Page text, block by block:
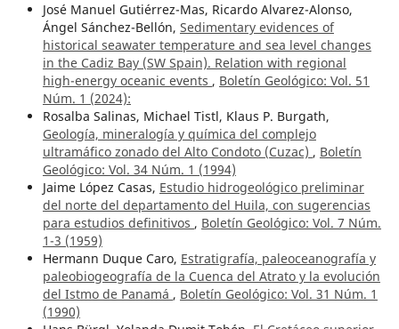
José Manuel Gutiérrez-Mas, Ricardo Alvarez-Alonso,
Ángel Sánchez-Bellón, Sedimentary evidences of
historical seawater temperature and sea level changes
in the Cadiz Bay (SW Spain). Relation with regional
high-energy oceanic events , Boletín Geológico: Vol. 51
Núm. 1 (2024):
Rosalba Salinas, Michael Tistl, Klaus P. Burgath,
Geología, mineralogía y química del complejo
ultramáfico zonado del Alto Condoto (Cuzac) , Boletín
Geológico: Vol. 34 Núm. 1 (1994)
Jaime López Casas, Estudio hidrogeológico preliminar
del norte del departamento del Huila, con sugerencias
para estudios definitivos , Boletín Geológico: Vol. 7 Núm.
1-3 (1959)
Hermann Duque Caro, Estratigrafía, paleoceanografía y
paleobiogeografía de la Cuenca del Atrato y la evolución
del Istmo de Panamá , Boletín Geológico: Vol. 31 Núm. 1
(1990)